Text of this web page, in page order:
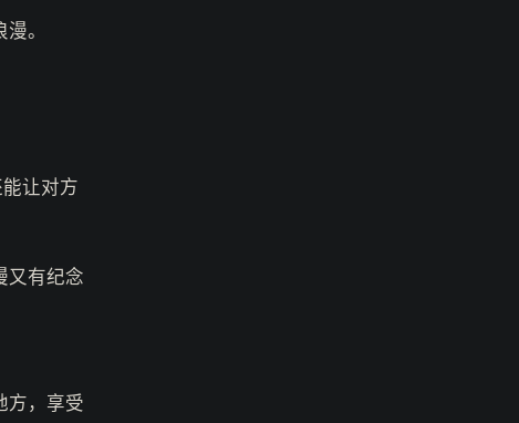
。
让对方
又有纪念
方，享受